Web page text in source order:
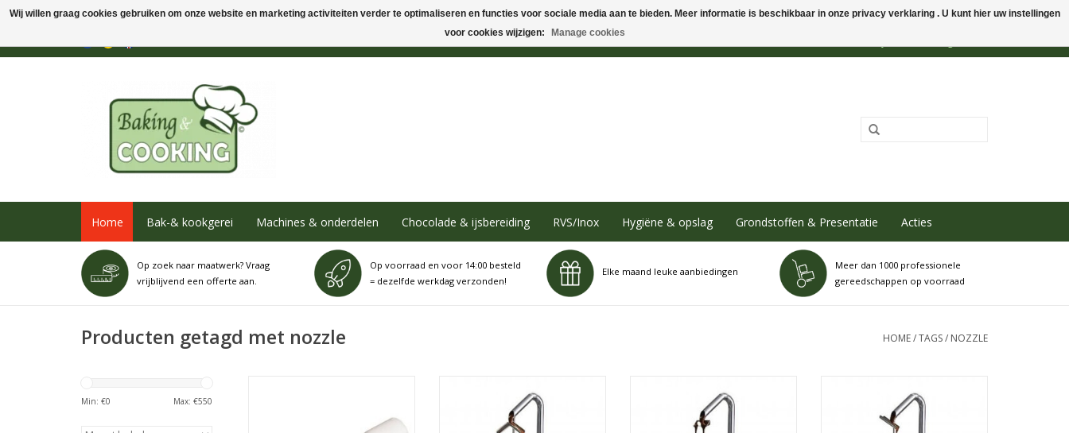
Home Bak-& kookgerei Machines & onderdelen Chocolade & ijsbereiding RVS/Inox Hygiëne & opslag Grondstoffen & Presentatie Acties
Op zoek naar maatwerk? Vraag
vrijblijvend een offerte aan.
Op voorraad en voor 14:00 besteld
= dezelfde werkdag verzonden!
Elke maand leuke aanbiedingen
Meer dan 1000 professionele
gereedschappen op voorraad
Producten getagd met nozzle HOME/TAGS/ NOZZLE
Min: €0 Max: €550
chocolade dispenser
TOEVOEGEN AAN WINKELWAGEN
chocolade dispenser
TOEVOEGEN AAN WINKELWAGEN
chocolade dispenser
TOEVOEGEN AAN WINKELWAGEN
Wij willen graag cookies gebruiken om onze website en marketing activiteiten verder te optimaliseren en functies voor sociale media aan te bieden. Meer informatie is beschikbaar in onze privacy verklaring . U kunt hier uw instellingen
voor cookies wijzigen:
Manage cookies